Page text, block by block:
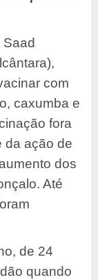
Saad
com
caxumba e
fora
da ação de
dos
Até
de 24
quando